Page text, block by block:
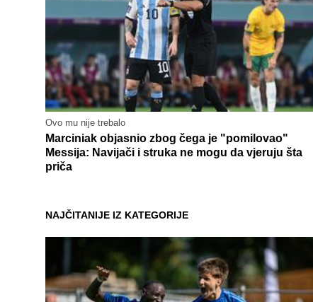
Ovo mu nije trebalo
Marciniak objasnio zbog čega je "pomilovao"
Messija: Navijači i struka ne mogu da vjeruju šta
priča
NAJČITANIJE IZ KATEGORIJE